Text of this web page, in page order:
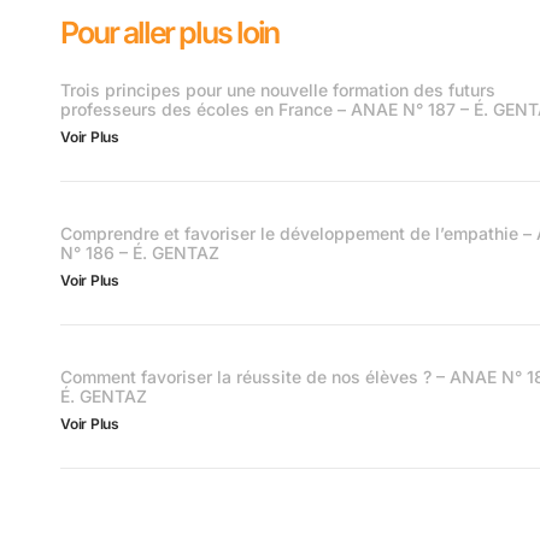
Pour aller plus loin
Trois principes pour une nouvelle formation des futurs
professeurs des écoles en France – ANAE N° 187 – É.
Voir Plus
Comprendre et favoriser le développement de l’empathie –
N° 186 – É. GENTAZ
Voir Plus
Comment favoriser la réussite de nos élèves ? – ANAE N°
É. GENTAZ
Voir Plus